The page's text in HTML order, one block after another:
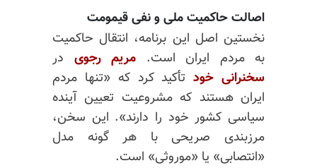
اصالت حاکمیت ملی و نفی قیمومت
نخستین اصل این برنامه، انتقال حاکمیت
به مردم ایران است. مریم رجوی در
سخنرانی خودتأکید کرد که «تنها مردم
ایران هستند که مشروعیت تعیین آینده
سیاسی کشور خود را دارند». این سخن،
مرزبندی صریحی با هر گونه مدل
«انتصابی» یا «موروثی» است.